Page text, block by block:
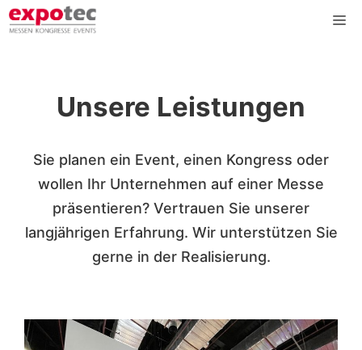
Zum
Inhalt
Unsere Leistungen
Sie planen ein Event, einen Kongress oder
wollen Ihr Unternehmen auf einer Messe
präsentieren? Vertrauen Sie unserer
langjährigen Erfahrung. Wir unterstützen Sie
gerne in der Realisierung.